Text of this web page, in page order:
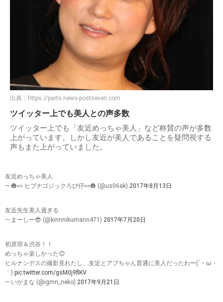
出典： https://parts.news-postseven.com
ツイッター上でも美人との声多数
ツイッター上でも「友近めっちゃ美人」など称賛の声が多数
上がっています。しかし友近が美人であることを疑問視する
声もまた上がっていました。
友近めっちゃ美人
— 🎃🍬 ヒプナゴジックろび仔🍬🎃 (@us06ak) 2017年8月13日
友近先生美人過ぎる
— まーしー😎 (@kinnnikumann471) 2017年7月20日
初原宿＆渋谷！！
めっちゃ楽しかった😊
ヒルナンデスの撮影見れたし、友近とアブちゃん普通に美人だったわー(´・ω・
｀) pic.twitter.com/gsM0j9flKV
— いがまな (@igmn_neko) 2017年9月21日